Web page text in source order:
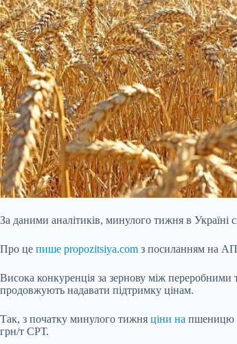
За даними аналітиків, минулого тижня в Україні
Про це пише propozitsiya.com з посиланням на
Висока конкуренція за зернову між переробними
продовжують надавати підтримку цінам.
Так, з початку минулого тижня ціни на пшеницю
грн/т СРТ.